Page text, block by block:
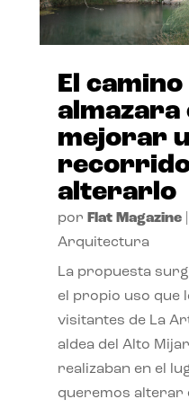
El camino
almazara
mejorar
alterarlo
por Flat Magazine|
Arquitectura
La propuesta
el propio uso que
visitantes de La
aldea del Alto
realizaban en el
queremos alterar